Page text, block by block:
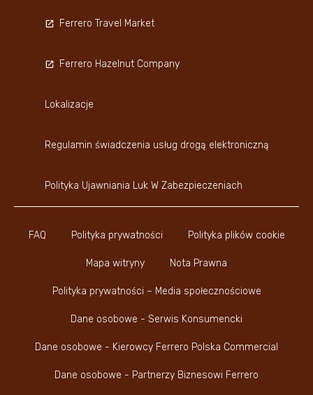
FAQ Polityka prywatności Polityka plików cookie
Mapa witryny Nota Prawna
Polityka prywatności – Media społecznościowe
Dane osobowe - Serwis Konsumencki
Dane osobowe - Kierowcy Ferrero Polska Commercial
Dane osobowe - Partnerzy Biznesowi Ferrero
Ferrero Travel Market
Ferrero Hazelnut Company
Lokalizacje
Regulamin świadczenia usług drogą elektroniczną
Polityka Ujawniania Luk W Zabezpieczeniach